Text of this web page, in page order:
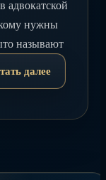
адвокатской
нужны
называют
далее